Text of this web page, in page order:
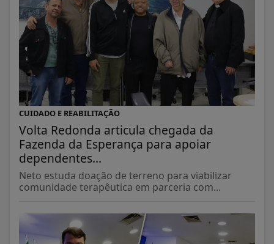
CUIDADO E REABILITAÇÃO
Volta Redonda articula chegada da
Fazenda da Esperança para apoiar
dependentes...
Neto estuda doação de terreno para viabilizar
comunidade terapêutica em parceria com...